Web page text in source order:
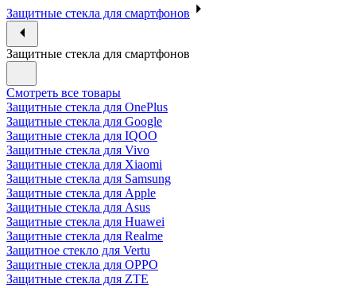
Защитные стекла для смартфонов
Защитные стекла для смартфонов
Смотреть все товары
Защитные стекла для OnePlus
Защитные стекла для Google
Защитные стекла для IQOO
Защитные стекла для Vivo
Защитные стекла для Xiaomi
Защитные стекла для Samsung
Защитные стекла для Apple
Защитные стекла для Asus
Защитные стекла для Huawei
Защитные стекла для Realme
Защитное стекло для Vertu
Защитные стекла для OPPO
Защитные стекла для ZTE